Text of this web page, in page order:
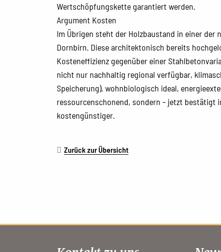
Wertschöpfungskette garantiert werden.
Argument Kosten
Im Übrigen steht der Holzbaustand in einer der
Dornbirn. Diese architektonisch bereits
Kosteneffizienz gegenüber einer
nicht nur nachhaltig regional verfügbar,
Speicherung), wohnbiologisch ideal,
ressourcenschonend, sondern – jetzt bestätigt
kostengünstiger.
Zurück zur Übersicht